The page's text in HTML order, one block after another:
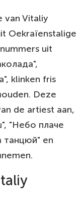
van Vitaliy
Oekraïenstalige
uit
klinken fris
Deze
de artiest aan,
"Небо плаче
танцюй" en